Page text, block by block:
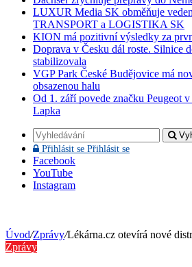
LUXUR Media SK obměňuje
TRANSPORT a LOGISTIKA SK
KION má pozitivní výsledky za
Doprava v Česku dál roste. Silnice
stabilizovala
VGP Park České Budějovice má
obsazenou halu
Od 1. září povede značku Peugeot
Lapka
Přihlásit se Přihlásit se
Facebook
YouTube
Instagram
Úvod/Zprávy/Lékárna.cz otevírá nové
Zprávy